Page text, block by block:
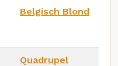
Belgisch Blond
Quadrupel